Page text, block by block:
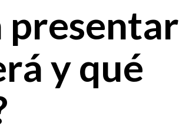
presentar
y qué